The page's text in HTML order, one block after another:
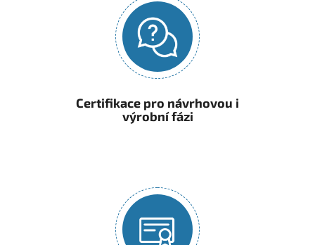
Certifikace pro návrhovou i
výrobní fázi